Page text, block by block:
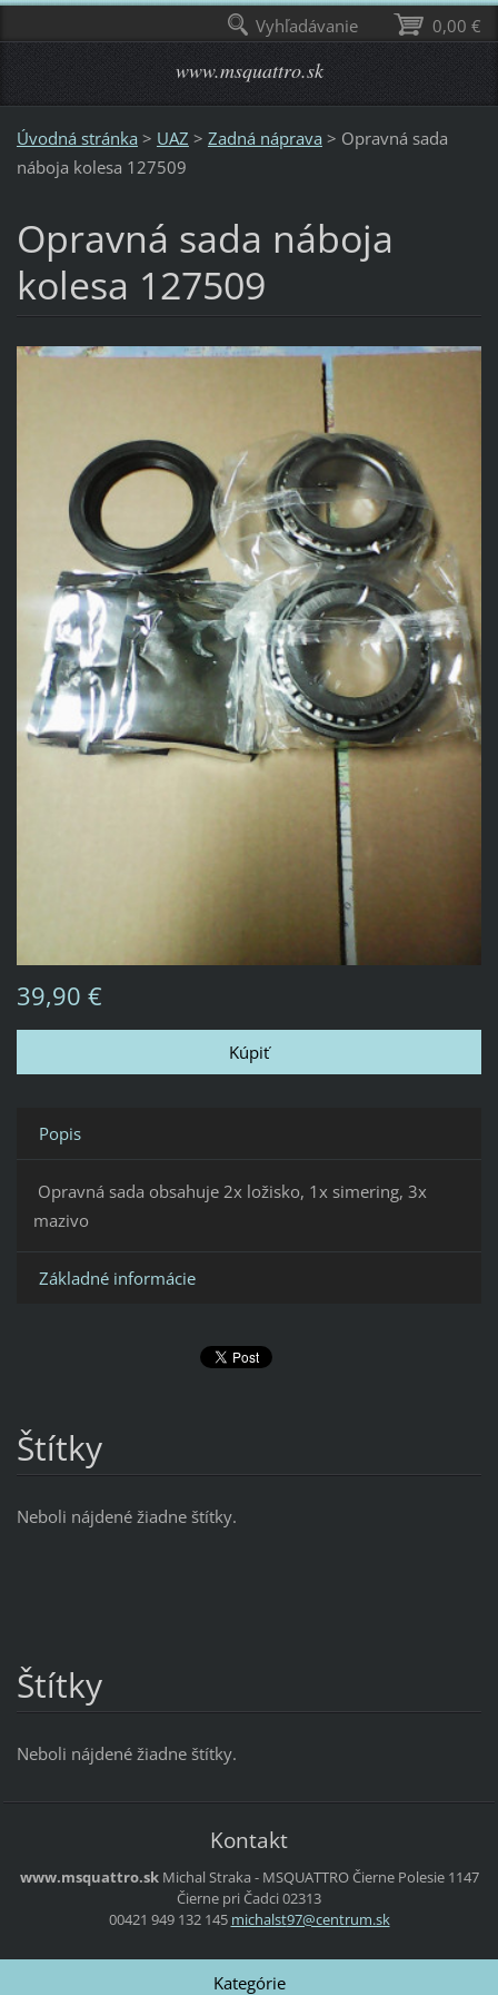
www.msquattro.sk
Úvodná stránka > UAZ > Zadná náprava > Opravná sada
náboja kolesa 127509
Opravná sada náboja
kolesa 127509
39,90 €
Popis
Opravná sada obsahuje 2x ložisko, 1x simering, 3x
mazivo
Základné informácie
Štítky
Neboli nájdené žiadne štítky.
Štítky
Neboli nájdené žiadne štítky.
Kontakt
www.msquattro.sk Michal Straka - MSQUATTROČierne Polesie 1147
Čierne pri Čadci 02313
00421 949 132 145 michalst97@centrum.sk
Kategórie
0,00 €
Vyhľadávanie